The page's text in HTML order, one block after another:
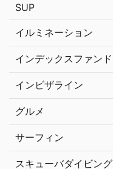
SUP
イルミネーション
インデックスファンド
インビザライン
グルメ
サーフィン
スキューバダイビング